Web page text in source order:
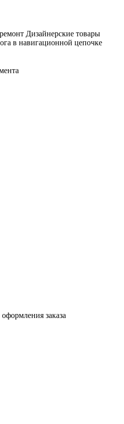
Дизайнерские товары
в навигационной цепочке
заказа